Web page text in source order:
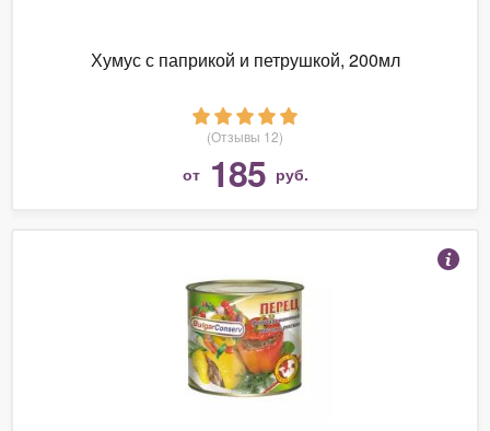
Хумус с паприкой и петрушкой, 200мл
(Отзывы 12)
от 185 руб.